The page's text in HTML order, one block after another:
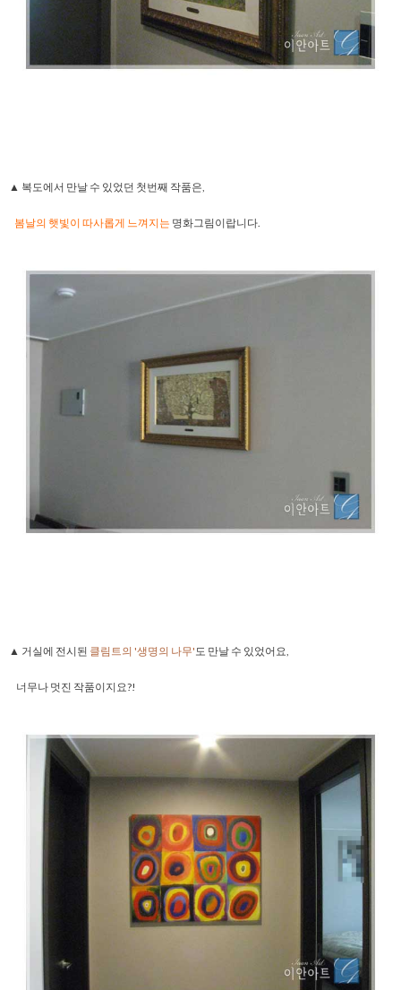
▲ 복도에서 만날 수 있었던 첫번째 작품은,
봄날의 햇빛이 따사롭게 느껴지는 명화그림이랍니다.
▲ 거실에 전시된 클림트의 '생명의 나무' 도 만날 수 있었어요,
너무나 멋진 작품이지요?!